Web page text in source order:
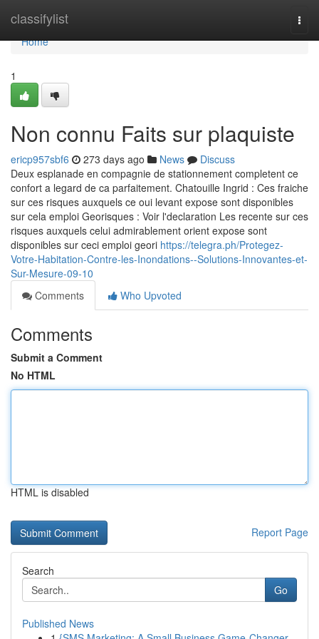
classifylist
Home
Home
1
Non connu Faits sur plaquiste
ericp957sbf6 273 days ago News
Discuss
Deux esplanade en compagnie de stationnement completent ce
confort a legard de ca parfaitement. Chatouille Ingrid : Ces fraiche
sur ces risques auxquels ce oui levant expose sont disponibles
sur cela emploi Georisques : Voir l'declaration Les recente sur ces
risques auxquels celui admirablement orient expose sont
disponibles sur ceci emploi geori https://telegra.ph/Protegez-
Votre-Habitation-Contre-les-Inondations--Solutions-Innovantes-et-
Sur-Mesure-09-10
Comments
Who Upvoted
Comments
Submit a Comment
No HTML
HTML is disabled
Report Page
Search
Go
Published News